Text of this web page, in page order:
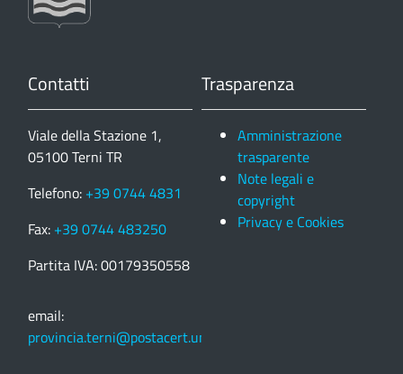
Contatti
Viale della Stazione 1,
05100 Terni TR
Telefono: +39 0744 4831
Fax: +39 0744 483250
Partita IVA: 00179350558
email:
provincia.terni@postacert.umbria.it
Trasparenza
Amministrazione
trasparente
Note legali e
copyright
Privacy e Cookies